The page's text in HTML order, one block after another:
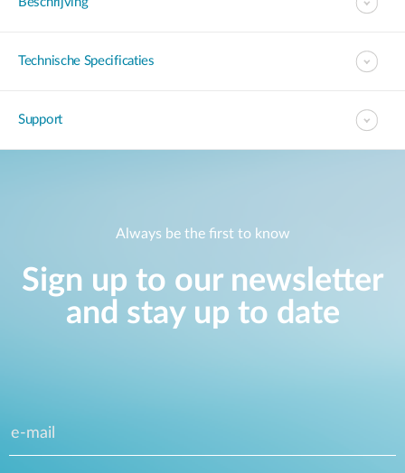
Technische Specificaties
Support
Always be the first to know
Sign up to our newsletter
and stay up to date